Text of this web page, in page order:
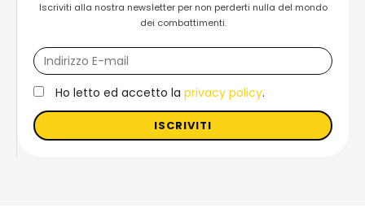
Iscriviti alla nostra newsletter per non perderti nulla del mondo
dei combattimenti.
Ho letto ed accetto la privacy policy.
ISCRIVITI